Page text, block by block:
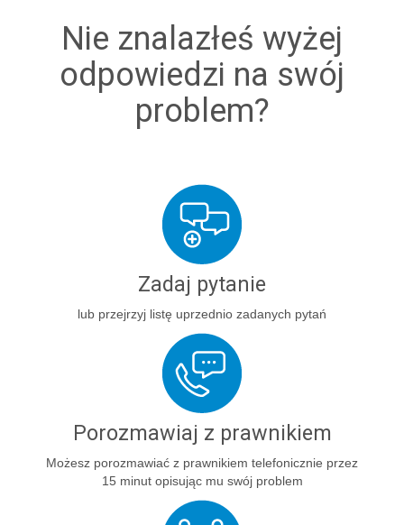
Nie znalazłeś wyżej
odpowiedzi na swój
problem?
Zadaj pytanie
lub przejrzyj listę uprzednio zadanych pytań
Porozmawiaj z prawnikiem
Możesz porozmawiać z prawnikiem telefonicznie przez
15 minut opisując mu swój problem